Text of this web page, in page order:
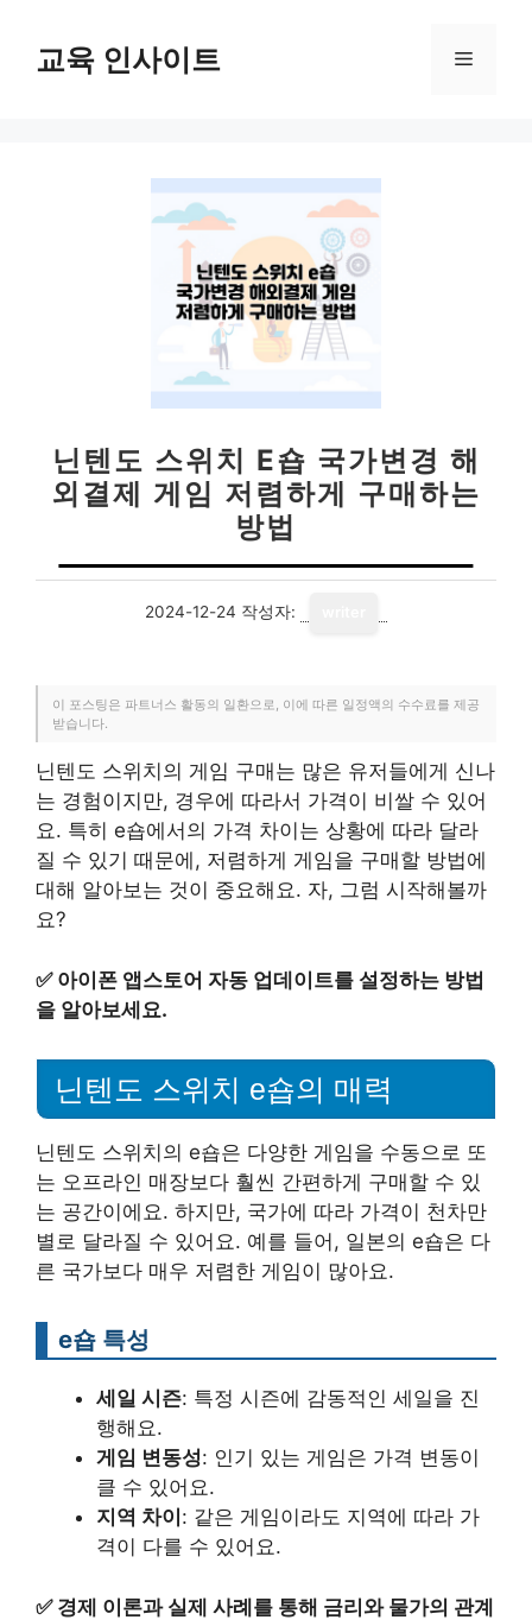
교육 인사이트 메
닌텐도 스위치 E숍 국가변경 해
외결제 게임 저렴하게 구매하는
방법
2024-12-24 작성자:
이 포스팅은 파트너스 활동의 일환으로, 이에 따른 일정액의 수수료를 제공
받습니다.
닌텐도 스위치의 게임 구매는 많은 유저들에게 신나
는 경험이지만, 경우에 따라서 가격이 비쌀 수 있어
요. 특히 e숍에서의 가격 차이는 상황에 따라 달라
질 수 있기 때문에, 저렴하게 게임을 구매할 방법에
대해 알아보는 것이 중요해요. 자, 그럼 시작해볼까
요?
✅ 아이폰 앱스토어 자동 업데이트를 설정하는 방법
을 알아보세요.
닌텐도 스위치 e숍의 매력
닌텐도 스위치의 e숍은 다양한 게임을 수동으로 또
는 오프라인 매장보다 훨씬 간편하게 구매할 수 있
는 공간이에요. 하지만, 국가에 따라 가격이 천차만
별로 달라질 수 있어요. 예를 들어, 일본의 e숍은 다
른 국가보다 매우 저렴한 게임이 많아요.
e숍 특성
세일 시즌: 특정 시즌에 감동적인 세일을 진
행해요.
게임 변동성: 인기 있는 게임은 가격 변동이
클 수 있어요.
지역 차이 : 같은 게임이라도 지역에 따라 가
격이 다를 수 있어요.
✅ 경제 이론과 실제 사례를 통해 금리와 물가의 관계